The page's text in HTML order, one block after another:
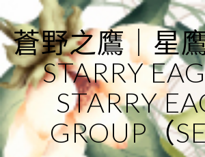
to
content
蒼野之鷹｜星
STARRY
STARRY
GROUP（